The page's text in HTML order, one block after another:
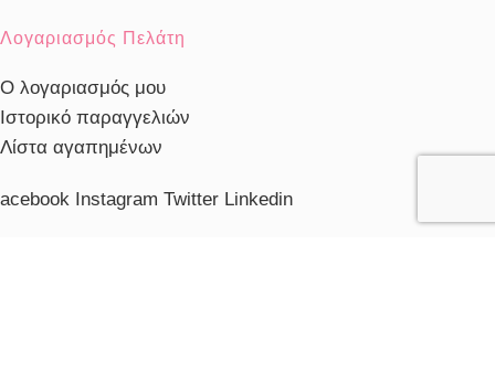
Λογαριασμός Πελάτη
Ο λογαριασμός μου
Ιστορικό παραγγελιών
Λίστα αγαπημένων
Instagram Twitter Linkedin